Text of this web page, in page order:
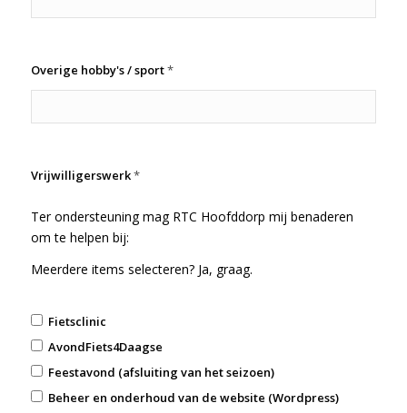
Overige hobby's / sport*
Vrijwilligerswerk*
Fietsclinic
AvondFiets4Daagse
Feestavond (afsluiting van het seizoen)
Beheer en onderhoud van de website (Wordpress)
Ter ondersteuning mag RTC Hoofddorp mij benaderen
om te helpen bij:
Meerdere items selecteren? Ja, graag.